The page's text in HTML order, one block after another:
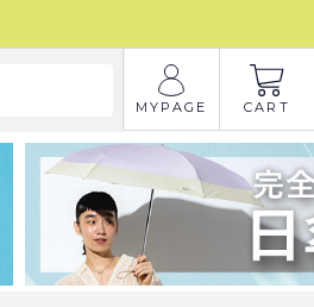
MYPAGE CART